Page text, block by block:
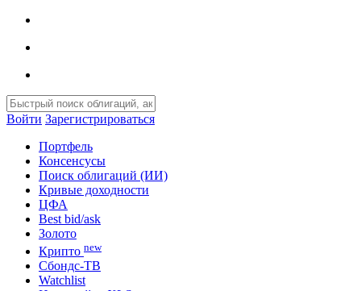
Войти Зарегистрироваться
Портфель
Консенсусы
Поиск облигаций (ИИ)
Кривые доходности
ЦФА
Best bid/ask
Золото
Крипто new
Сбондс-ТВ
Watchlist